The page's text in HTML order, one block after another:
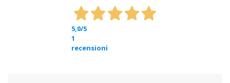
5,0/5
1
recensioni